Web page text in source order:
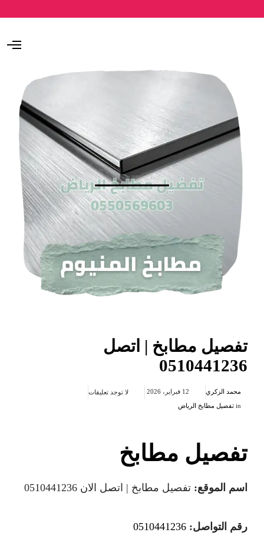
O
n
u
تفصيل مطابخ | اتصل
0510441236
محمد الزكري 12 فبراير، 2026
لا توجد تعليقات
in تفصيل مطابخ الرياض
تفصيل مطابخ
اسم الموقع: تفصيل مطابخ | اتصل الان 0510441236
رقم التواصل: 0510441236